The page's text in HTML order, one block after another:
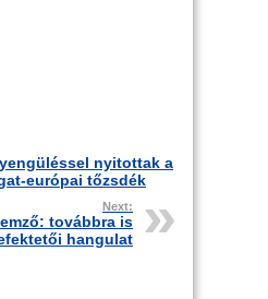
nyitottak a
európai tőzsdék
Next:
továbbra is
hangulat